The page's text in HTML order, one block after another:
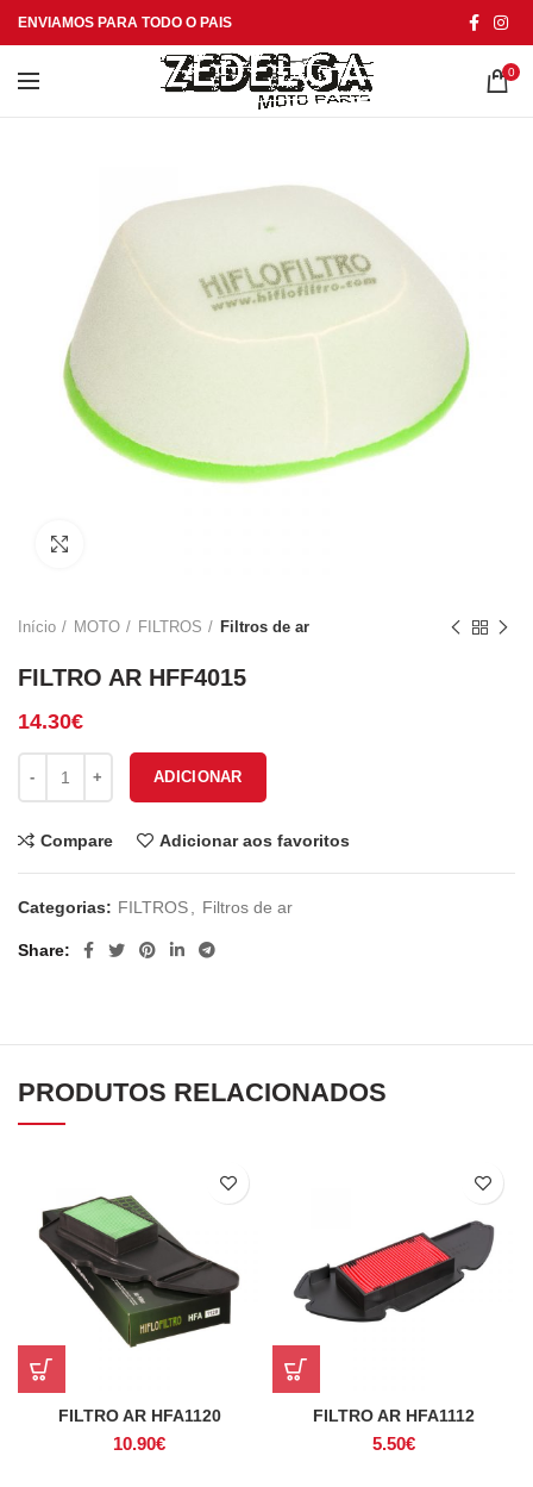
ENVIAMOS PARA TODO O PAIS
0
Início MOTO FILTROS Filtros de ar
FILTRO AR HFF4015
14.30€
ADICIONAR
Compare Adicionar aos favoritos
Categorias: FILTROS Filtros de ar
Share
PRODUTOS RELACIONADOS
FILTRO AR HFA1120
10.90€
FILTRO AR HFA1112
5.50€